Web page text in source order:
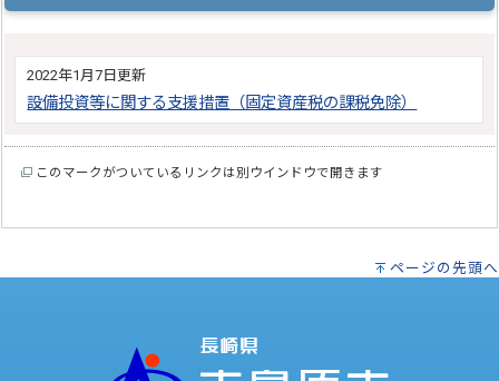
2022年1月7日更新
設備投資等に関する支援措置（固定資産税の課税免除）
このマークがついているリンクは別ウインドウで開きます
ページの先頭へ